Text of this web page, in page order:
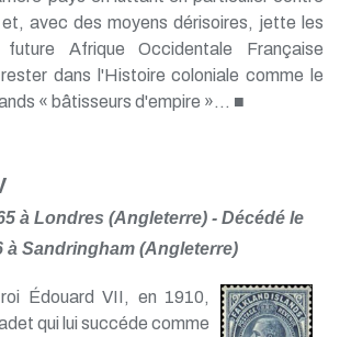
avec des moyens dérisoires, jette les
Afrique Occidentale Française
dans l'Histoire coloniale comme le
« bâtisseurs d'empire »... ■
à Londres (Angleterre) - Décédé le
à Sandringham (Angleterre)
Édouard VII, en 1910,
qui lui succéde comme